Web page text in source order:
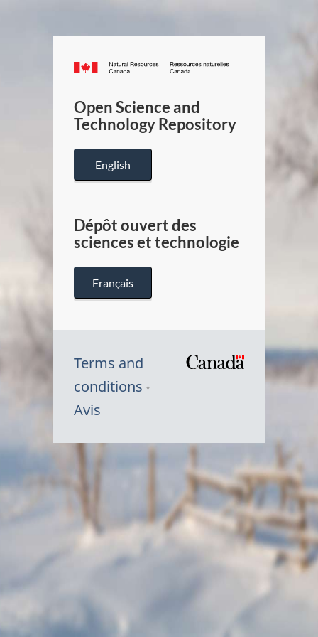
Canada.ca
/
Canada
Open Science and
Technology Repository
English
Dépôt ouvert des
sciences et technologie
Français
Terms and
conditions
Avis
Symbole
Canada